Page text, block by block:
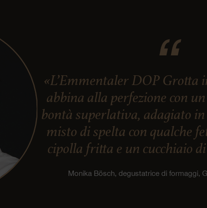
«L’Emmentaler DOP Grotta
abbina alla perfezione con
bontà superlativa, adagiato
misto di spelta con qualche
cipolla fritta e un cucchiaio
Monika Bösch, degustatrice di formaggi,